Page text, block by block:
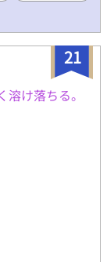
21
け落ちる。